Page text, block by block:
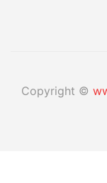
Copyright ©